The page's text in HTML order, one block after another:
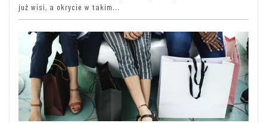
już wisi, a okrycie w takim...